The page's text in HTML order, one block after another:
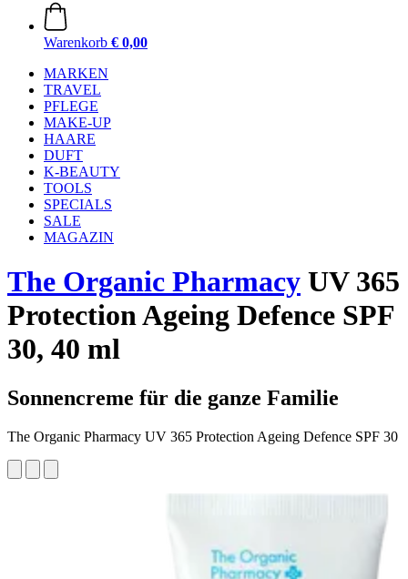
Warenkorb € 0,00
MARKEN
TRAVEL
PFLEGE
MAKE-UP
HAARE
DUFT
K-BEAUTY
TOOLS
SPECIALS
SALE
MAGAZIN
The Organic Pharmacy UV 365
Protection Ageing Defence SPF
30, 40 ml
Sonnencreme für die ganze Familie
The Organic Pharmacy UV 365 Protection Ageing Defence SPF 30